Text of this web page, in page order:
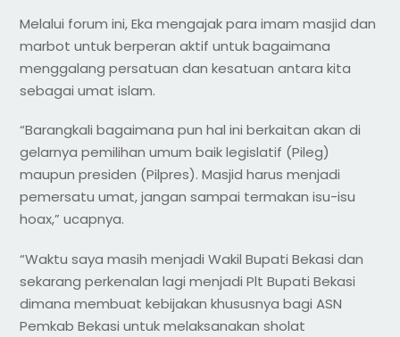
Melalui forum ini, Eka mengajak para imam masjid dan
marbot untuk berperan aktif untuk bagaimana
menggalang persatuan dan kesatuan antara kita
sebagai umat islam.
“Barangkali bagaimana pun hal ini berkaitan akan di
gelarnya pemilihan umum baik legislatif (Pileg)
maupun presiden (Pilpres). Masjid harus menjadi
pemersatu umat, jangan sampai termakan isu-isu
hoax,” ucapnya.
“Waktu saya masih menjadi Wakil Bupati Bekasi dan
sekarang perkenalan lagi menjadi Plt Bupati Bekasi
dimana membuat kebijakan khususnya bagi ASN
Pemkab Bekasi untuk melaksanakan sholat